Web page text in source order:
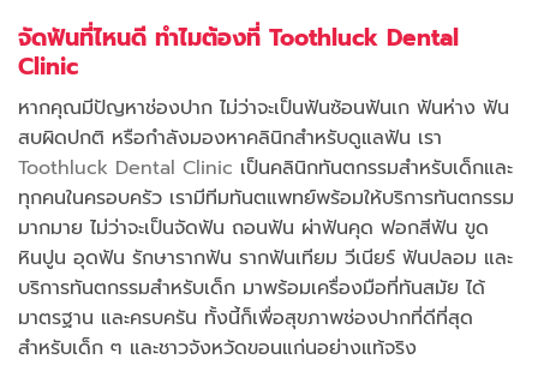
จัดฟันที่ไหนดี ทำไมต้องที่ Toothluck Dental
Clinic
หากคุณมีปัญหาช่องปาก ไม่ว่าจะเป็นฟันซ้อนฟันเก ฟันห่าง ฟัน
สบผิดปกติ หรือกำลังมองหาคลินิกสำหรับดูแลฟัน เรา
Toothluck Dental Clinic เป็นคลินิกทันตกรรมสำหรับเด็กและ
ทุกคนในครอบครัว เรามีทีมทันตแพทย์พร้อมให้บริการทันตกรรม
มากมาย ไม่ว่าจะเป็นจัดฟัน ถอนฟัน ผ่าฟันคุด ฟอกสีฟัน ขูด
หินปูน อุดฟัน รักษารากฟัน รากฟันเทียม วีเนียร์ ฟันปลอม และ
บริการทันตกรรมสำหรับเด็ก มาพร้อมเครื่องมือที่ทันสมัย ได้
มาตรฐาน และครบครัน ทั้งนี้ก็เพื่อสุขภาพช่องปากที่ดีที่สุด
สำหรับเด็ก ๆ และชาวจังหวัดขอนแก่นอย่างแท้จริง